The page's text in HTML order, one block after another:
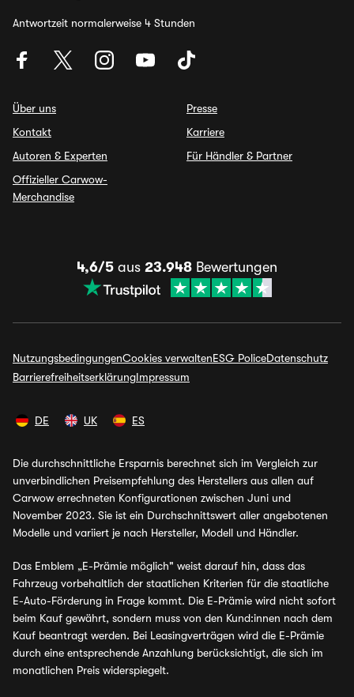
Antwortzeit normalerweise 4 Stunden
Über uns
Kontakt
Autoren & Experten
Offizieller Carwow-
Merchandise
Presse
Karriere
Für Händler & Partner
4,6/5 aus 23.948 Bewertungen
NutzungsbedingungenCookies verwaltenESG PoliceDatenschutz
BarrierefreiheitserklärungImpressum
DE UK ES
Die durchschnittliche Ersparnis berechnet sich im Vergleich zur
unverbindlichen Preisempfehlung des Herstellers aus allen auf
Carwow errechneten Konfigurationen zwischen Juni und
November 2023. Sie ist ein Durchschnittswert aller angebotenen
Modelle und variiert je nach Hersteller, Modell und Händler.
Das Emblem „E-Prämie möglich" weist darauf hin, dass das
Fahrzeug vorbehaltlich der staatlichen Kriterien für die staatliche
E-Auto-Förderung in Frage kommt. Die E-Prämie wird nicht sofort
beim Kauf gewährt, sondern muss von den Kund:innen nach dem
Kauf beantragt werden. Bei Leasingverträgen wird die E-Prämie
durch eine entsprechende Anzahlung berücksichtigt, die sich im
monatlichen Preis widerspiegelt.